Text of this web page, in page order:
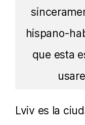
hispano-
que esta
Lviv es la